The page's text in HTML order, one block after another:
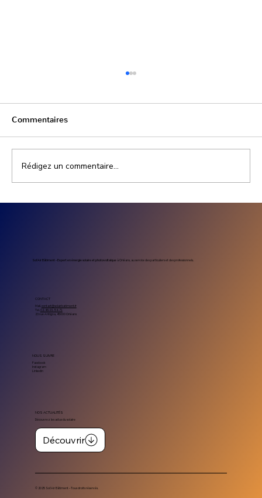
Commentaires
Rédigez un commentaire...
Sol’Air Bâtiment – Expert en énergie solaire et photovoltaïqueà Orléans, au service des particuliers et des professionnels.
CONTACT
Mail.contact@solairbatiment.fr
Tel.02-46-91-54-71
23 rue Antigna, 45000 Orléans
NOUS SUIVRE
Facebook
Instagram
Linkedin
NOS ACTUALITÉS
Découvrez les actus du solaire
Découvrir
© 2025 Sol’Air Bâtiment – Tous droits réservés.